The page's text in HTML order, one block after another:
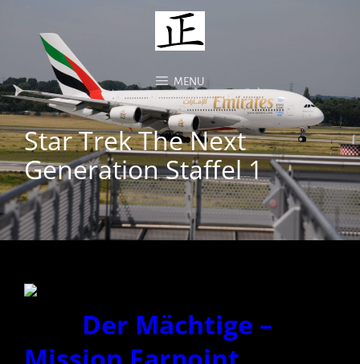
MENU
Star Trek The Next
Generation Staffel 1
Der Mächtige –